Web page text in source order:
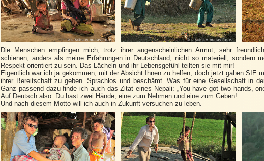
Die Menschen empfingen mich, trotz ihrer augenscheinlichen Armut, sehr
schienen, anders als meine Erfahrungen in Deutschland, nicht so materiell, sondern
Respekt orientiert zu sein. Das Lächeln und ihr Lebensgefühl teilten sie mit mir!
Eigentlich war ich ja gekommen, mit der Absicht Ihnen zu helfen, doch jetzt gaben SIE
ihrer Bereitschaft zu geben. Sprachlos und beschämt. Was für eine Gesellschaft in
Ganz passend dazu finde ich auch das Zitat eines Nepali: „You have got two hands,
Auf Deutsch also: Du hast zwei Hände, eine zum Nehmen und eine zum Geben!
Und nach diesem Motto will ich auch in Zukunft versuchen zu leben.